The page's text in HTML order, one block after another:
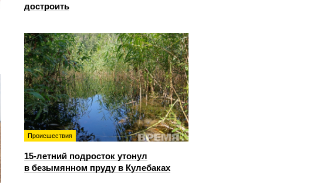
достроить
Происшествия
15-летний подросток утонул
в безымянном пруду в Кулебаках